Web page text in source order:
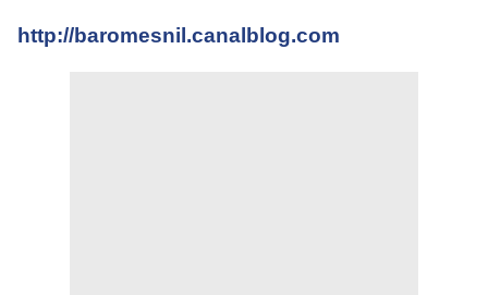
http://baromesnil.canalblog.com